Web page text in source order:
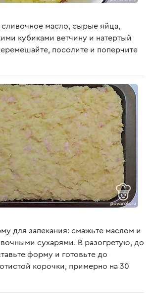
масло, сырые яйца,
кубиками ветчину и натертый
посолите и поперчите
для запекания: смажьте маслом и
сухарями. В разогретую, до
форму и готовьте до
корочки, примерно на 30